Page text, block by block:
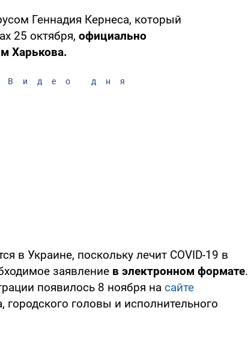
Геннадия Кернеса, который
25 октября, официально
Харькова.
Видео дня
в Украине, поскольку лечит COVID-19 в
заявление в электронном формате.
появилось 8 ноября на сайте
городского головы и исполнительного